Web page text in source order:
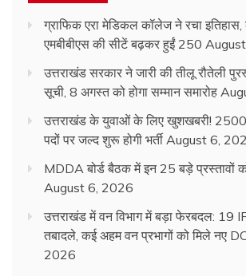
ग्राफिक एरा मेडिकल कॉलेज ने रचा
एमबीबीएस की सीटें बढ़कर हुईं 250
उत्तराखंड सरकार ने जारी की तीलू रौतेली
सूची, 8 अगस्त को होगा सम्मान समारोह
उत्तराखंड के युवाओं के लिए खुशखबरी! 2500
पदों पर जल्द शुरू होगी भर्ती August 6,
MDDA बोर्ड बैठक में इन 25 बड़े प्रस्तावों
August 6, 2026
उत्तराखंड में वन विभाग में बड़ा फेरबदल: 19
तबादले, कई अहम वन प्रभागों को मिले नए
2026